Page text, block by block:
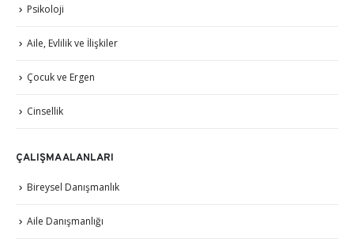
Psikoloji
Aile, Evlilik ve İlişkiler
Çocuk ve Ergen
Cinsellik
ÇALIŞMA ALANLARI
Bireysel Danışmanlık
Aile Danışmanlığı